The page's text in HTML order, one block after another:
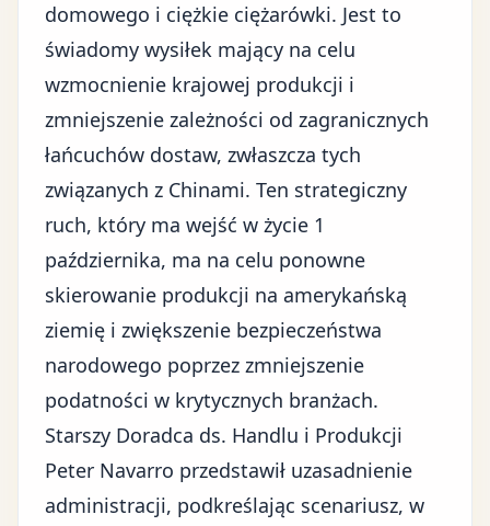
domowego i ciężkie ciężarówki. Jest to
świadomy wysiłek mający na celu
wzmocnienie krajowej produkcji i
zmniejszenie zależności od zagranicznych
łańcuchów dostaw, zwłaszcza tych
związanych z Chinami. Ten strategiczny
ruch, który ma wejść w życie 1
października, ma na celu ponowne
skierowanie produkcji na amerykańską
ziemię i zwiększenie bezpieczeństwa
narodowego poprzez zmniejszenie
podatności w krytycznych branżach.
Starszy Doradca ds. Handlu i Produkcji
Peter Navarro przedstawił uzasadnienie
administracji, podkreślając scenariusz, w